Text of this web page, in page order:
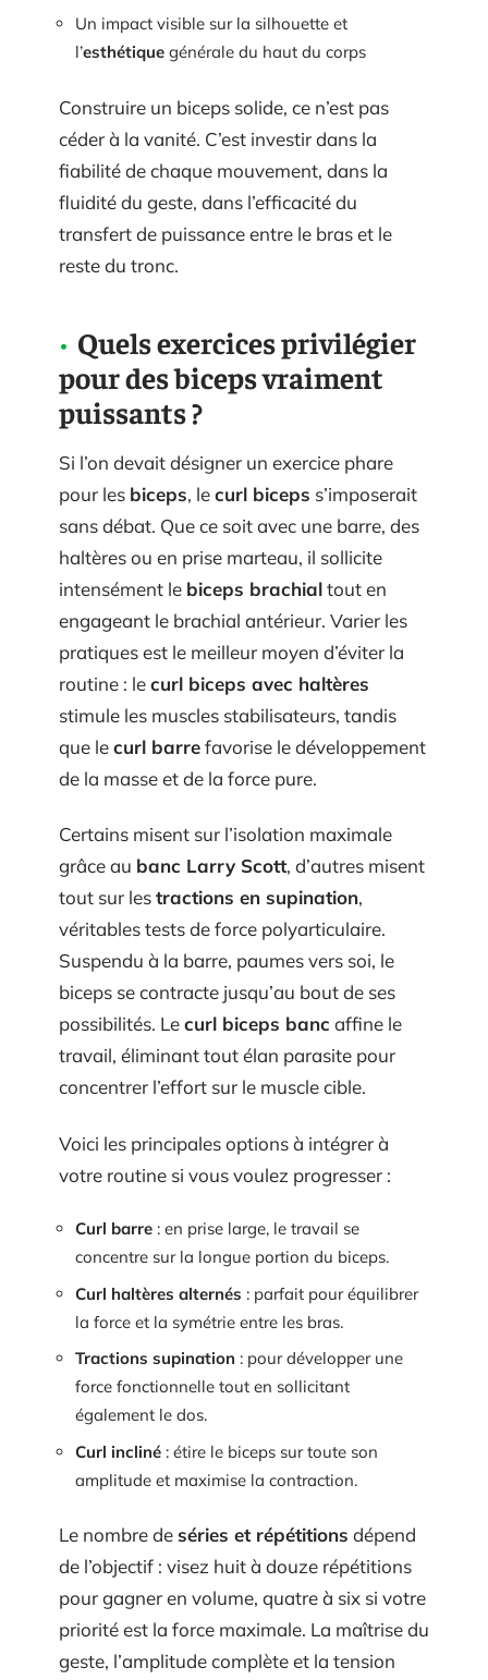
Un impact visible sur la silhouette et
l’esthétique générale du haut du corps
Construire un biceps solide, ce n’est pas
céder à la vanité. C’est investir dans la
fiabilité de chaque mouvement, dans la
fluidité du geste, dans l’efficacité du
transfert de puissance entre le bras et le
reste du tronc.
Quels exercices privilégier
pour des biceps vraiment
puissants ?
Si l’on devait désigner un exercice phare
pour les biceps, lecurl biceps s’imposerait
sans débat. Que ce soit avec une barre, des
haltères ou en prise marteau, il sollicite
intensément le biceps brachialtout en
engageant le brachial antérieur. Varier les
pratiques est le meilleur moyen d’éviter la
routine : lecurl biceps avec haltères
stimule les muscles stabilisateurs, tandis
que lecurl barrefavorise le développement
de la masse et de la force pure.
Certains misent sur l’isolation maximale
grâce au banc Larry Scott, d’autres misent
tout sur lestractions en supination,
véritables tests de force polyarticulaire.
Suspendu à la barre, paumes vers soi, le
biceps se contracte jusqu’au bout de ses
possibilités. Lecurl biceps banc affine le
travail, éliminant tout élan parasite pour
concentrer l’effort sur le muscle cible.
Voici les principales options à intégrer à
votre routine si vous voulez progresser :
Curl barre : en prise large, le travail se
concentre sur la longue portion du biceps.
Curl haltères alternés : parfait pour équilibrer
la force et la symétrie entre les bras.
Tractions supination : pour développer une
force fonctionnelle tout en sollicitant
également le dos.
Curl incliné : étire le biceps sur toute son
amplitude et maximise la contraction.
Le nombre deséries et répétitions dépend
de l’objectif : visez huit à douze répétitions
pour gagner en volume, quatre à six si votre
priorité est la force maximale. La maîtrise du
geste, l’amplitude complète et la tension